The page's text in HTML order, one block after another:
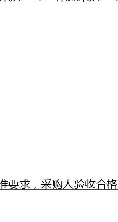
要求，采购人验收合格